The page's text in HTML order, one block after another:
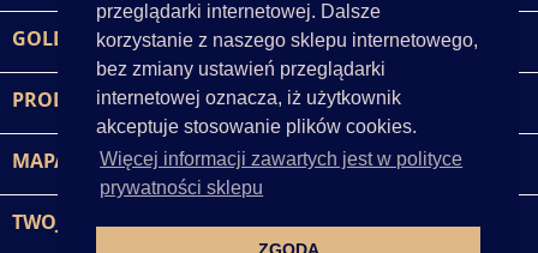
przeglądarki internetowej. Dalsze
korzystanie z naszego sklepu internetowego,
bez zmiany ustawień przeglądarki
internetowej oznacza, iż użytkownik
akceptuje stosowanie plików cookies.
Więcej informacji zawartych jest w polityce
prywatności sklepu
GOLD-POL
PRODUKTY
MAPA STRONY
TWOJE KONTO